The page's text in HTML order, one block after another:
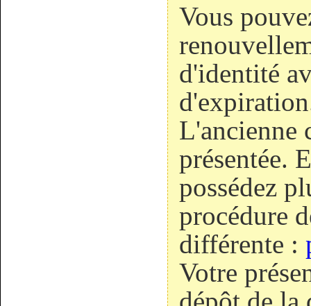
Vous
d'identité
L'ancienne
présentée.
possédez
procédure
différente :
Votre